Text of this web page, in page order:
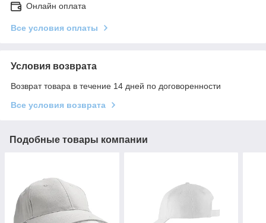
Онлайн оплата
Все условия оплаты
Условия возврата
Возврат товара в течение 14 дней по договоренности
Все условия возврата
Подобные товары компании